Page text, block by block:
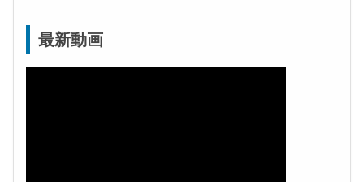
最新動画